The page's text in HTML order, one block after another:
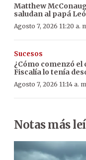
Matthew
saludan al papá
Agosto 7, 2026 11:20 a.
Sucesos
¿Cómo comenzó el
Fiscalía lo tenía
Agosto 7, 2026 11:14 a.
Notas más